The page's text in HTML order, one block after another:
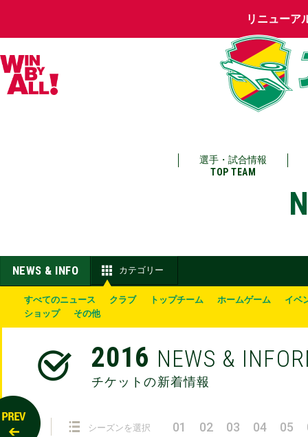
リニューア
選手・試合情報
TOP TEAM
NEWS & INFO カテゴリー
すべてのニュース クラブ トップチーム ホームゲーム
イベ
ショップ
その他
2016 NEWS &
チケットの新着情報
シーズンを選択 01 02 03 04 05